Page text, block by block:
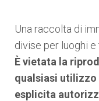
Una raccolta di
divise per luoghi e
È vietata la
qualsiasi
esplicita